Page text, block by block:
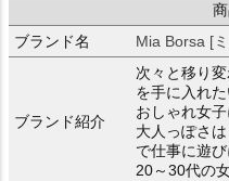
ブランド名
Mia Borsa [
ブランド紹介
次々と移り
を手に入れ
おしゃれ女子
大人っぽさ
で仕事に遊
20～30代の